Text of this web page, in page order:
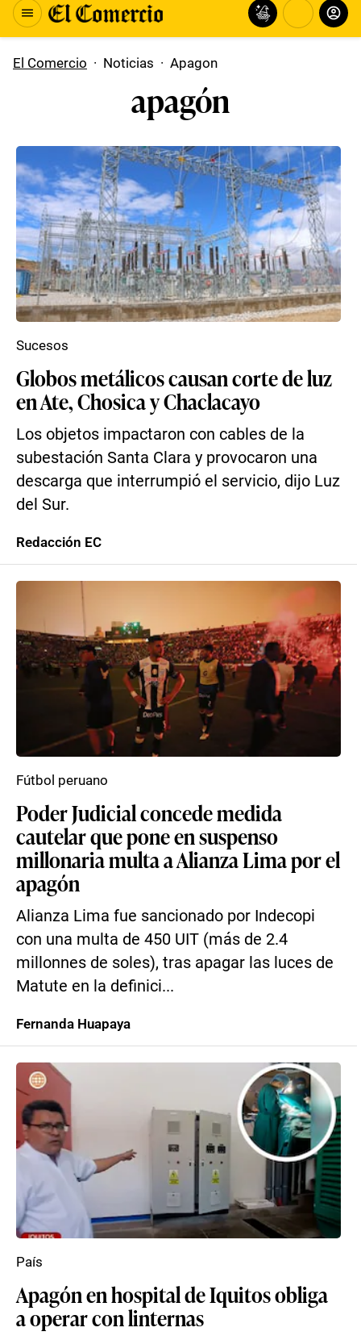
El Comercio · Noticias · Apagon
apagón
Globos metálicos causan corte de luz
en Ate, Chosica y Chaclacayo
Los objetos impactaron con cables de la
subestación Santa Clara y provocaron una
descarga que interrumpió el servicio, dijo Luz
del Sur.
Sucesos
Redacción EC
Poder Judicial concede medida
cautelar que pone en suspenso
millonaria multa a Alianza Lima por el
apagón
Alianza Lima fue sancionado por Indecopi
con una multa de 450 UIT (más de 2.4
millonnes de soles), tras apagar las luces de
Matute en la definici...
Fútbol peruano
Fernanda Huapaya
Apagón en hospital de Iquitos obliga
a operar con linternas
País